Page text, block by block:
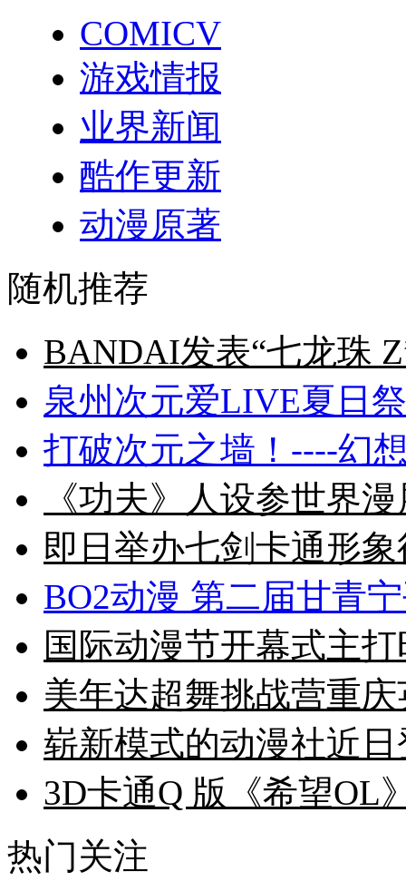
COMICV
游戏情报
业界新闻
酷作更新
动漫原著
随机推荐
BANDAI发表“七龙珠
泉州次元爱LIVE夏日
打破次元之墙！----幻
《功夫》人设参世界
即日举办七剑卡通形
BO2动漫 第二届甘青
国际动漫节开幕式主
美年达超舞挑战营重
崭新模式的动漫社近
3D卡通Q 版《希望OL
热门关注